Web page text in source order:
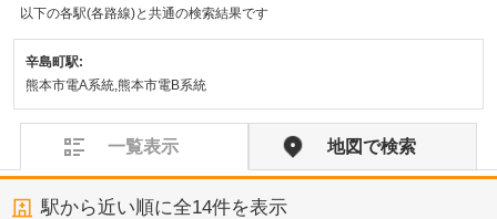
以下の各駅(各路線)と共通の検索結果です
辛島町駅:
熊本市電A系統,熊本市電B系統
一覧表示 地図で検索
駅から近い順に全14件を表示